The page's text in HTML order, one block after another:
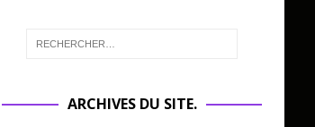
ARCHIVES DU SITE.